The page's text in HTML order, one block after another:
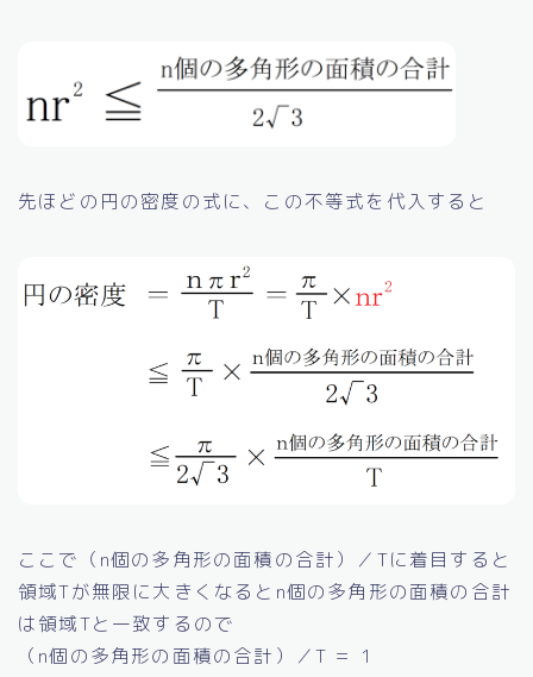
先ほどの円の密度の式に、この不等式を代入すると
ここで（n個の多角形の面積の合計）／Tに着目すると
領域Tが無限に大きくなるとn個の多角形の面積の合計
は領域Tと一致するので
（n個の多角形の面積の合計）／T ＝ 1